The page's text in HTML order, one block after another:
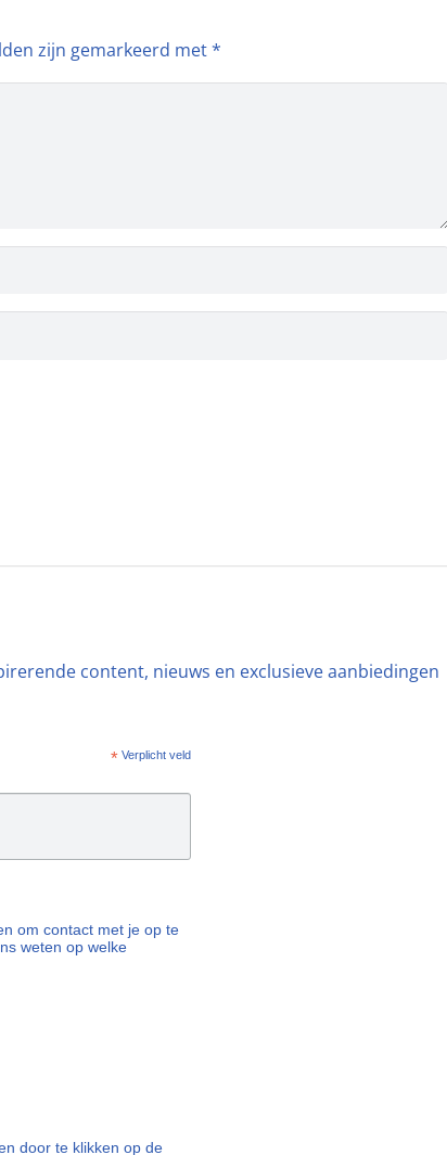
zijn gemarkeerd met*
content, nieuws en exclusieve aanbiedingen
*Verplicht veld
om contact met je op te
weten op welke
door te klikken op de